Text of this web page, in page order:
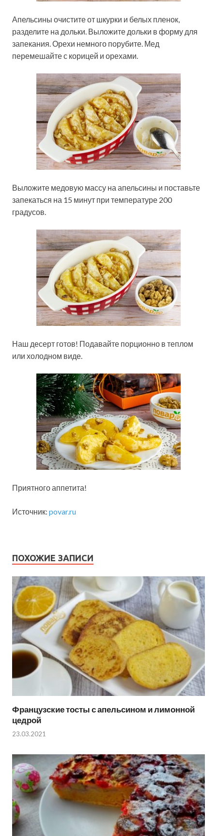
Апельсины очистите от шкурки и белых пленок,
разделите на дольки. Выложите дольки в форму для
запекания. Орехи немного порубите. Мед
перемешайте с корицей и орехами.
Выложите медовую массу на апельсины и поставьте
запекаться на 15 минут при температуре 200
градусов.
Наш десерт готов! Подавайте порционно в теплом
или холодном виде.
Приятного аппетита!
Источник: povar.ru
ПОХОЖИЕ ЗАПИСИ
Французские тосты с апельсином и лимонной
цедрой
23.03.2021